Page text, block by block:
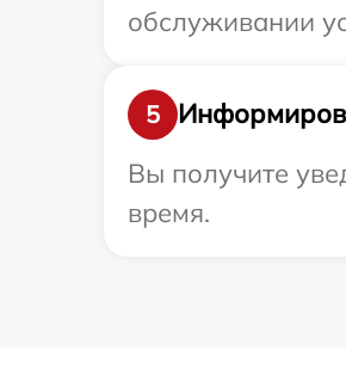
обслуживании
5
Вы получите
время.